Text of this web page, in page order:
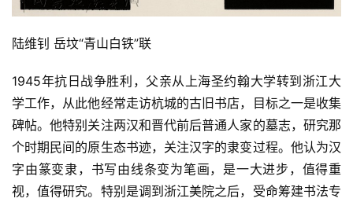
美
术
库
容
易
寫
錯
用
陆维钊 岳坟“青山白铁”联
1945年抗日战争胜利，父亲从上海圣约翰大学转到浙江大
学工作，从此他经常走访杭城的古旧书店，目标之一是收集
碑帖。他特别关注两汉和晋代前后普通人家的墓志，研究那
个时期民间的原生态书迹，关注汉字的隶变过程。他认为汉
字由篆变隶，书写由线条变为笔画，是一大进步，值得重
视，值得研究。特别是调到浙江美院之后，受命筹建书法专